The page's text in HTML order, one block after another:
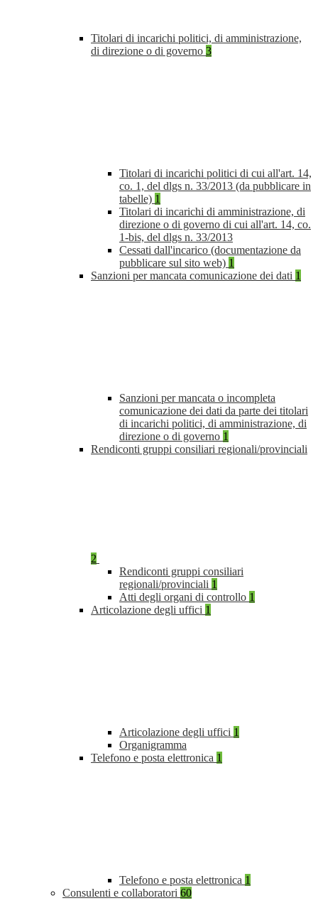
Titolari di incarichi politici, di amministrazione,
di direzione o di governo 3
Titolari di incarichi politici di cui all'art. 14,
co. 1, del dlgs n. 33/2013 (da pubblicare in
tabelle) 1
Titolari di incarichi di amministrazione, di
direzione o di governo di cui all'art. 14, co.
1-bis, del dlgs n. 33/2013
Cessati dall'incarico (documentazione da
pubblicare sul sito web) 1
Sanzioni per mancata comunicazione dei dati 1
Sanzioni per mancata o incompleta
comunicazione dei dati da parte dei titolari
di incarichi politici, di amministrazione, di
direzione o di governo 1
Rendiconti gruppi consiliari regionali/provinciali
2
Rendiconti gruppi consiliari
regionali/provinciali 1
Atti degli organi di controllo 1
Articolazione degli uffici 1
Articolazione degli uffici 1
Organigramma
Telefono e posta elettronica 1
Telefono e posta elettronica 1
Consulenti e collaboratori 60